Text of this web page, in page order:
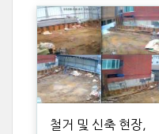
철거 및 신축 현장,